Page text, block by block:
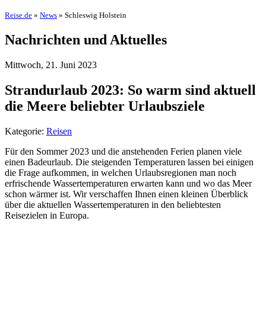
Reise.de » News » Schleswig Holstein
Nachrichten und Aktuelles
Mittwoch, 21. Juni 2023
Strandurlaub 2023: So warm sind aktuell
die Meere beliebter Urlaubsziele
Kategorie: Reisen
Für den Sommer 2023 und die anstehenden Ferien planen viele
einen Badeurlaub. Die steigenden Temperaturen lassen bei einigen
die Frage aufkommen, in welchen Urlaubsregionen man noch
erfrischende Wassertemperaturen erwarten kann und wo das Meer
schon wärmer ist. Wir verschaffen Ihnen einen kleinen Überblick
über die aktuellen Wassertemperaturen in den beliebtesten
Reisezielen in Europa.